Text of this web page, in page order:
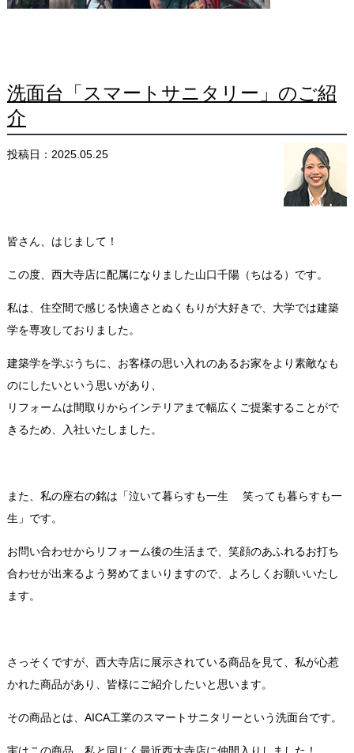
洗面台「スマートサニタリー」のご紹
介
投稿日：2025.05.25
皆さん、はじまして！
この度、西大寺店に配属になりました山口千陽（ちはる）です。
私は、住空間で感じる快適さとぬくもりが大好きで、大学では建築
学を専攻しておりました。
建築学を学ぶうちに、お客様の思い入れのあるお家をより素敵なも
のにしたいという思いがあり、
リフォームは間取りからインテリアまで幅広くご提案することがで
きるため、入社いたしました。
また、私の座右の銘は「泣いて暮らすも一生 笑っても暮らすも一
生」です。
お問い合わせからリフォーム後の生活まで、笑顔のあふれるお打ち
合わせが出来るよう努めてまいりますので、よろしくお願いいたし
ます。
さっそくですが、西大寺店に展示されている商品を見て、私が心惹
かれた商品があり、皆様にご紹介したいと思います。
その商品とは、AICA工業のスマートサニタリーという洗面台です。
実はこの商品、私と同じく最近西大寺店に仲間入りしました！